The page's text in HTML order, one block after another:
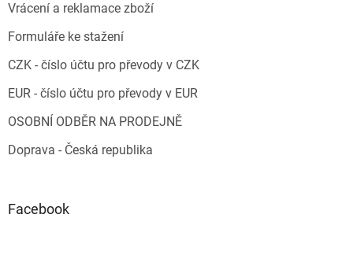
Vrácení a reklamace zboží
Formuláře ke stažení
CZK - číslo účtu pro převody v CZK
EUR - číslo účtu pro převody v EUR
OSOBNÍ ODBĚR NA PRODEJNĚ
Doprava - Česká republika
Facebook